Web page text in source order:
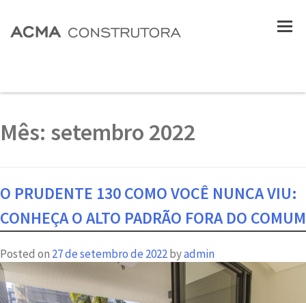
Mês: setembro 2022
O PRUDENTE 130 COMO VOCÊ NUNCA VIU:
CONHEÇA O ALTO PADRÃO FORA DO COMUM
Posted on 27 de setembro de 2022byadmin